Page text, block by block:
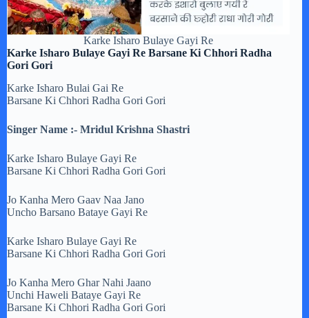
Karke Isharo Bulaye Gayi Re
Karke Isharo Bulaye Gayi Re Barsane Ki Chhori Radha
Gori Gori
Karke Isharo Bulai Gai Re
Barsane Ki Chhori Radha Gori Gori
Singer Name :- Mridul Krishna Shastri
Karke Isharo Bulaye Gayi Re
Barsane Ki Chhori Radha Gori Gori
Jo Kanha Mero Gaav Naa Jano
Uncho Barsano Bataye Gayi Re
Karke Isharo Bulaye Gayi Re
Barsane Ki Chhori Radha Gori Gori
Jo Kanha Mero Ghar Nahi Jaano
Unchi Haweli Bataye Gayi Re
Barsane Ki Chhori Radha Gori Gori